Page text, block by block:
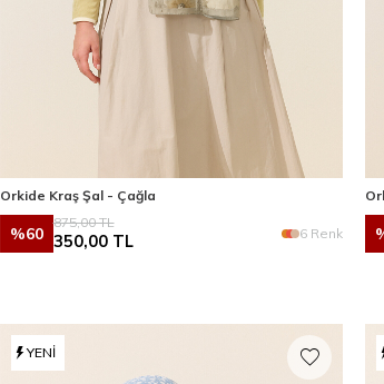
Orkide Kraş Şal - Çağla
%60
875,00TL
350,00TL 6 Renk
YENI